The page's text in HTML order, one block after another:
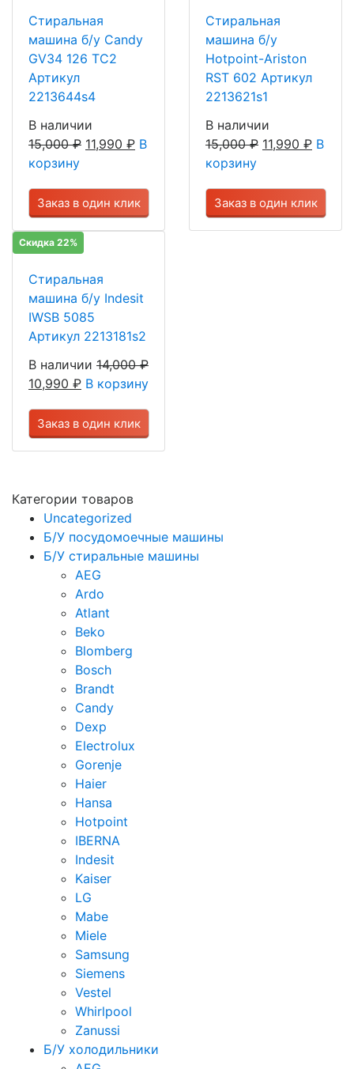
Стиральная
машина б/у Candy
GV34 126 TC2
Артикул
2213644s4
В наличии
15,000₽ 11,990 ₽ В
корзину
Заказ в один клик
Стиральная
машина б/у
Hotpoint-Ariston
RST 602 Артикул
2213621s1
В наличии
15,000₽ 11,990 ₽ В
корзину
Заказ в один клик
Скидка 22%
Стиральная
машина б/у Indesit
IWSB 5085
Артикул 2213181s2
В наличии 14,000₽
10,990 ₽ В корзину
Заказ в один клик
Категории товаров
Uncategorized
Б/У посудомоечные машины
Б/У стиральные машины
AEG
Ardo
Atlant
Beko
Blomberg
Bosch
Brandt
Candy
Dexp
Electrolux
Gorenje
Haier
Hansa
Hotpoint
IBERNA
Indesit
Kaiser
LG
Mabe
Miele
Samsung
Siemens
Vestel
Whirlpool
Zanussi
Б/У холодильники